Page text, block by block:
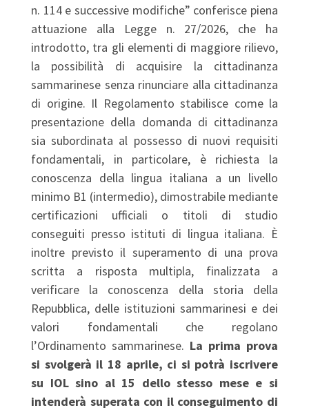
n. 114 e successive modifiche” conferisce piena
attuazione alla Legge n. 27/2026, che ha
introdotto, tra gli elementi di maggiore rilievo,
la possibilità di acquisire la cittadinanza
sammarinese senza rinunciare alla cittadinanza
di origine. Il Regolamento stabilisce come la
presentazione della domanda di cittadinanza
sia subordinata al possesso di nuovi requisiti
fondamentali, in particolare, è richiesta la
conoscenza della lingua italiana a un livello
minimo B1 (intermedio), dimostrabile mediante
certificazioni ufficiali o titoli di studio
conseguiti presso istituti di lingua italiana. È
inoltre previsto il superamento di una prova
scritta a risposta multipla, finalizzata a
verificare la conoscenza della storia della
Repubblica, delle istituzioni sammarinesi e dei
valori fondamentali che regolano
l’Ordinamento sammarinese. La prima prova
si svolgerà il 18 aprile, ci si potrà iscrivere
su IOL sino al 15 dello stesso mese e si
intenderà superata con il conseguimento di